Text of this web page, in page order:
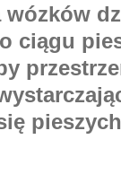
ciągu